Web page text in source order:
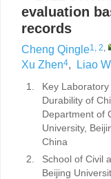
evaluation
records
Cheng Qingle1, 2,
Xu Zhen4, Liao
1.
Key
Durability of
Department of
University,
2.
School of Civil
Beijing